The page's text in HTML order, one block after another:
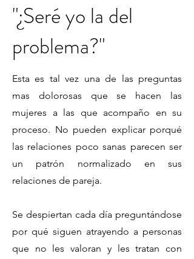
"¿Seré yo la del
problema?"
Esta es tal vez una de las preguntas
mas dolorosas que se hacen las
mujeres a las que acompaño en su
proceso. No pueden explicar porqué
las relaciones poco sanas parecen ser
un patrón normalizado en sus
relaciones de pareja.
Se despiertan cada día preguntándose
por qué siguen atrayendo a personas
que no les valoran y les tratan con